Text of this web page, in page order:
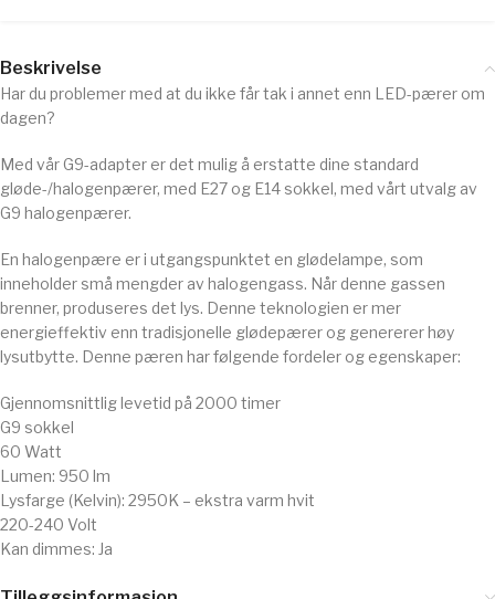
Beskrivelse
Har du problemer med at du ikke får tak i annet enn LED-pærer om
dagen?
Med vår G9-adapter er det mulig å erstatte dine standard
gløde-/halogenpærer, med E27 og E14 sokkel, med vårt utvalg av
G9 halogenpærer.
En halogenpære er i utgangspunktet en glødelampe, som
inneholder små mengder av halogengass. Når denne gassen
brenner, produseres det lys. Denne teknologien er mer
energieffektiv enn tradisjonelle glødepærer og genererer høy
lysutbytte. Denne pæren har følgende fordeler og egenskaper:
Gjennomsnittlig levetid på 2000 timer
G9 sokkel
60 Watt
Lumen: 950 lm
Lysfarge (Kelvin): 2950K – ekstra varm hvit
220-240 Volt
Kan dimmes: Ja